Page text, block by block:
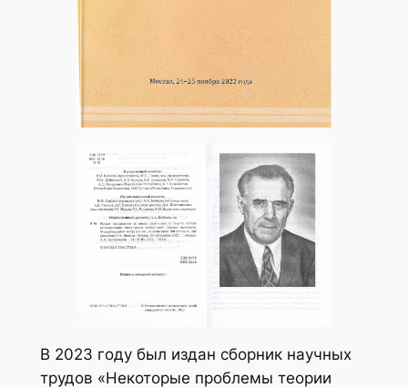
В 2023 году был издан сборник научных
трудов «Некоторые проблемы теории